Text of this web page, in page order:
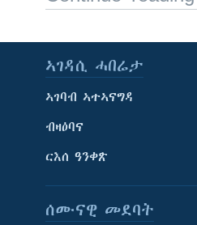
ኣገዳሲ ሓበሬታ
ኣገባብ ኣተኣናግዳ
ብዛዕባና
ርእሰ ዓንቀጽ
ሰሙናዊ መደባት